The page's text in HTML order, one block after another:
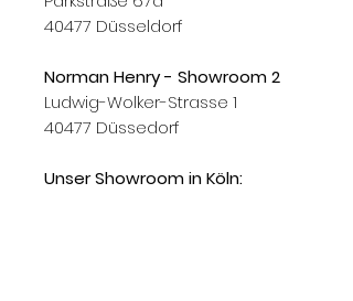
40477 Düsseldorf
Norman Henry - Showroom 2
Ludwig-Wolker-Strasse 1
40477 Düssedorf
Unser Showroom in Köln: